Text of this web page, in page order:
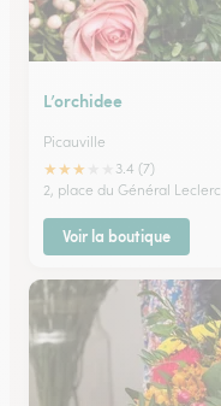
L’orchidee
Picauville
★★★
3.4 (7)
2, place du Général Leclerc
Voir la boutique